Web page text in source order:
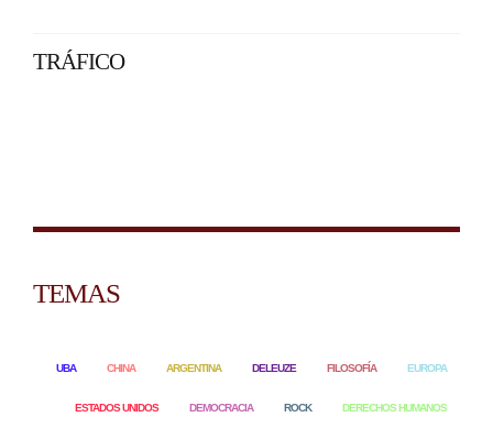
TRÁFICO
TEMAS
UBA CHINA ARGENTINA DELEUZE FILOSOFÍA EUROPA
ESTADOS UNIDOS DEMOCRACIA ROCK DERECHOS HUMANOS